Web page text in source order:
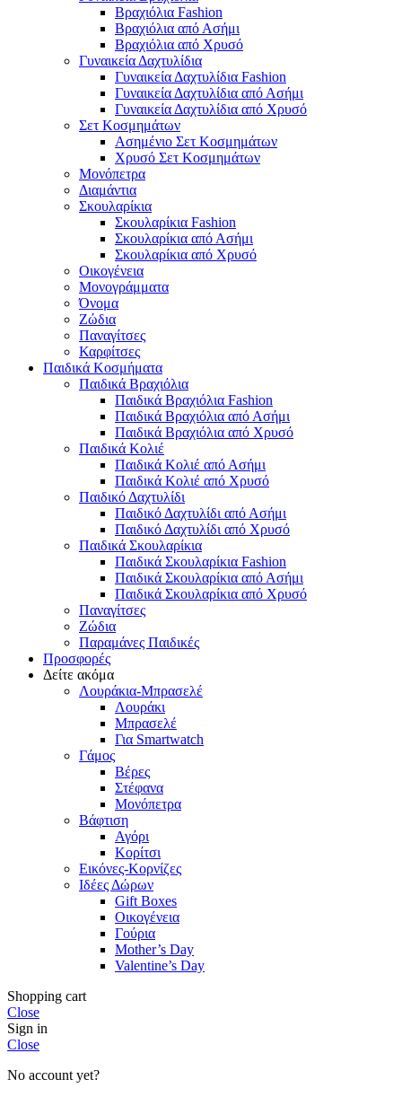
Βραχιόλια Fashion
Βραχιόλια από Ασήμι
Βραχιόλια από Χρυσό
Γυναικεία Δαχτυλίδια
Γυναικεία Δαχτυλίδια Fashion
Γυναικεία Δαχτυλίδια από Ασήμι
Γυναικεία Δαχτυλίδια από Χρυσό
Σετ Κοσμημάτων
Ασημένιο Σετ Κοσμημάτων
Χρυσό Σετ Κοσμημάτων
Μονόπετρα
Διαμάντια
Σκουλαρίκια
Σκουλαρίκια Fashion
Σκουλαρίκια από Ασήμι
Σκουλαρίκια από Χρυσό
Οικογένεια
Μονογράμματα
Όνομα
Ζώδια
Παναγίτσες
Καρφίτσες
Παιδικά Κοσμήματα
Παιδικά Βραχιόλια
Παιδικά Βραχιόλια Fashion
Παιδικά Βραχιόλια από Ασήμι
Παιδικά Βραχιόλια από Χρυσό
Παιδικά Κολιέ
Παιδικά Κολιέ από Ασήμι
Παιδικά Κολιέ από Χρυσό
Παιδικό Δαχτυλίδι
Παιδικό Δαχτυλίδι από Ασήμι
Παιδικό Δαχτυλίδι από Χρυσό
Παιδικά Σκουλαρίκια
Παιδικά Σκουλαρίκια Fashion
Παιδικά Σκουλαρίκια από Ασήμι
Παιδικά Σκουλαρίκια από Χρυσό
Παναγίτσες
Ζώδια
Παραμάνες Παιδικές
Προσφορές
Δείτε ακόμα
Λουράκια-Μπρασελέ
Λουράκι
Μπρασελέ
Για Smartwatch
Γάμος
Βέρες
Στέφανα
Μονόπετρα
Βάφτιση
Αγόρι
Κορίτσι
Εικόνες-Κορνίζες
Ιδέες Δώρων
Gift Boxes
Οικογένεια
Γούρια
Mother’s Day
Valentine’s Day
Shopping cart
Close
Sign in
Close
No account yet?